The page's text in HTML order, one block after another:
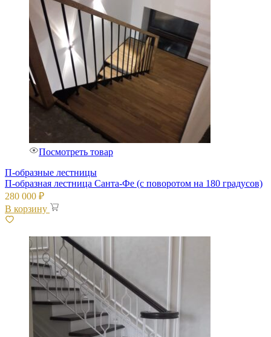
Посмотреть товар
П-образные лестницы
П-образная лестница Санта-Фе (с поворотом на 180 градусов)
280 000 ₽
В корзину